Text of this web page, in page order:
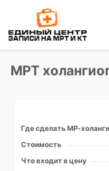
МРТ
Где сделать МР-
Стоимость
Что входит в цену